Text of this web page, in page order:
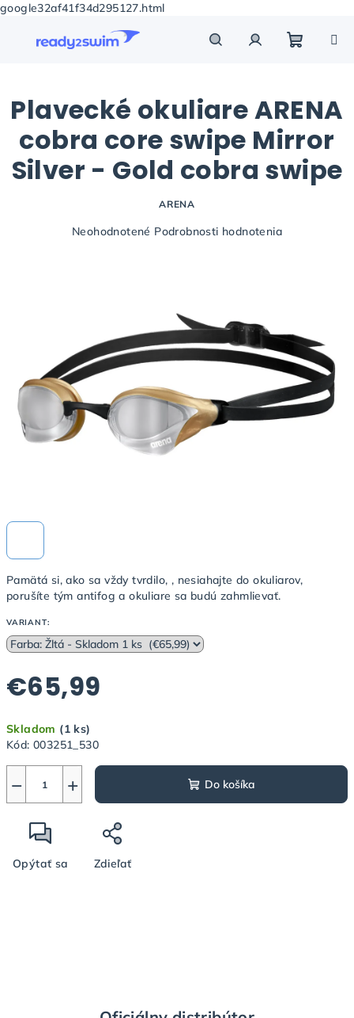
google32af41f34d295127.html
košík
Pamätá si, ako sa vždy tvrdilo, , nesiahajte do okuliarov,
porušíte tým antifog a okuliare sa budú zahmlievať.
VARIANT:
€65,99
cena:
Skladom (1 ks)
Kód: 003251_530
+
− Do košíka
Opýtať sa Zdieľať
Plavecké okuliare ARENA
cobra core swipe Mirror
Silver - Gold cobra swipe
ARENA
Priemerné
hviezdičiek.
Neohodnotené Podrobnosti hodnotenia